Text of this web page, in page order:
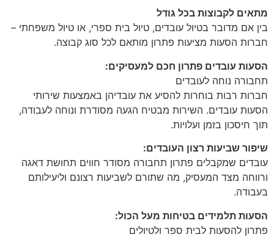
מתאים לקבוצות בכל גודל
בין אם מדובר בטיול עובדים, טיול בית ספרי, או טיול משפחתי –
חברות הסעות מציעות פתרון מותאם לכל סוג קבוצה.
הסעות עובדים פתרון חכם למעסיקים:
תחבורה נוחה לעובדים
חברות רבות בוחרות להסיע את עובדיהן באמצעות שירותי
הסעות עובדים. השירות מבטיח הגעה מסודרת ונוחה לעבודה,
תוך חיסכון בזמן ועלויות.
שיפור שביעות רצון העובדים:
עובדים שמקבלים פתרון תחבורה מסודר חווים תחושת דאגה
ורווחה מצד המעסיק, מה שתורם לשביעות רצונם וליעילותם
בעבודה.
הסעות תלמידים בטיחות מעל הכול:
פתרון להסעות לבית ספר ולטיולים